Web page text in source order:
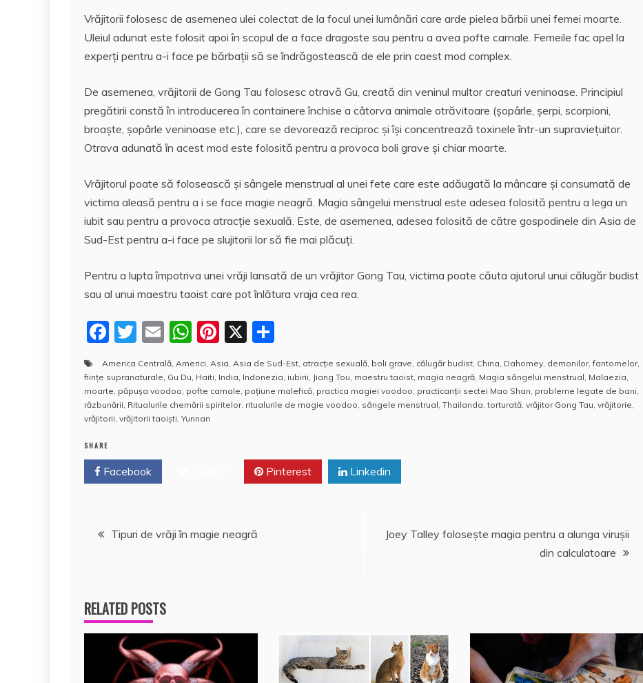
Vrăjitorii folosesc de asemenea ulei colectat de la focul unei lumânări care arde pielea bărbii unei femei moarte.
Uleiul adunat este folosit apoi în scopul de a face dragoste sau pentru a avea pofte carnale. Femeile fac apel la
experți pentru a-i face pe bărbații să se îndrăgostească de ele prin caest mod complex.
De asemenea, vrăjitorii de Gong Tau folosesc otravă Gu, creată din veninul multor creaturi veninoase. Principiul
pregătirii constă în introducerea în containere închise a câtorva animale otrăvitoare (șopârle, șerpi, scorpioni,
broaște, șopârle veninoase etc.), care se devorează reciproc și își concentrează toxinele într-un supraviețuitor.
Otrava adunată în acest mod este folosită pentru a provoca boli grave și chiar moarte.
Vrăjitorul poate să folosească și sângele menstrual al unei fete care este adăugată la mâncare și consumată de
victima aleasă pentru a i se face magie neagră. Magia sângelui menstrual este adesea folosită pentru a lega un
iubit sau pentru a provoca atracție sexuală. Este, de asemenea, adesea folosită de către gospodinele din Asia de
Sud-Est pentru a-i face pe slujitorii lor să fie mai plăcuți.
Pentru a lupta împotriva unei vrăji lansată de un vrăjitor Gong Tau, victima poate căuta ajutorul unui călugăr budist
sau al unui maestru taoist care pot înlătura vraja cea rea.
F
c
e
b
o
k
T
w
itt
er
E
m
ai
l
W
h
at
s
A
Pi
nt
er
e
X
a
rt
aj
z
ă
America Centrală Americi Asia Asia de Sud-Est atracție sexuală boli grave călugăr budist China Dahomey demonilor,fantomelor,
fiinţe supranaturale Gu Du Haiti India Indonezia iubirii Jiang Tou maestru taoist magia neagră Magia sângelui menstrual Malaezia
moarte păpuşa voodoo pofte carnale poțiune malefică practica magiei voodoo practicanții sectei Mao Shan probleme legate de bani
răzbunării Ritualurile chemării spiritelor, ritualurile de magie voodoo sângele menstrual Thailanda ,torturată vrăjitor Gong Tau vrăjitorie
vrăjitorii vrăjitorii taoiști Yunnan
SHARE
Facebook Pinterest Linkedin
Navigare
articole
Tipuri de vrăji în magie neagră
Joey Talley foloseşte magia pentru a alunga viruşii
din calculatoare
RELATED POSTS